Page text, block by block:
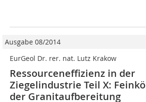
Ausgabe 08/2014
EurGeol Dr. rer. nat. Lutz Krakow
Ressourceneffizienz in der
Ziegelindustrie Teil X:
der Granitaufbereitung